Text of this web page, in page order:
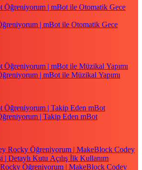
| mBot ile Otomatik Gece
| mBot ile Müzikal Yapımı
| Takip Eden mBot
Öğreniyorum | MakeBlock Codey